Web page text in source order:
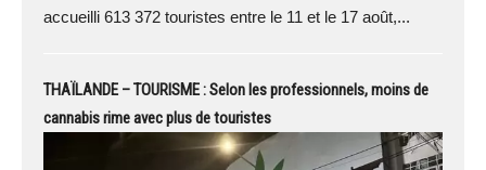
accueilli 613 372 touristes entre le 11 et le 17 août,...
THAÏLANDE – TOURISME : Selon les professionnels, moins de
cannabis rime avec plus de touristes